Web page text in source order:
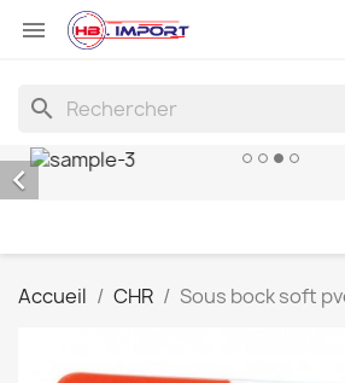

search

Accueil CHR Sous bock soft